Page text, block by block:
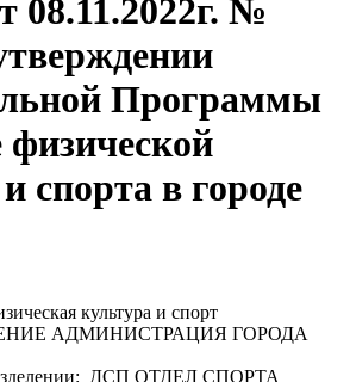
08.11.2022г. №
Программы
физической
спорта в городе
культура и спорт
АДМИНИСТРАЦИЯ ГОРОДА
ДСП ОТДЕЛ СПОРТА